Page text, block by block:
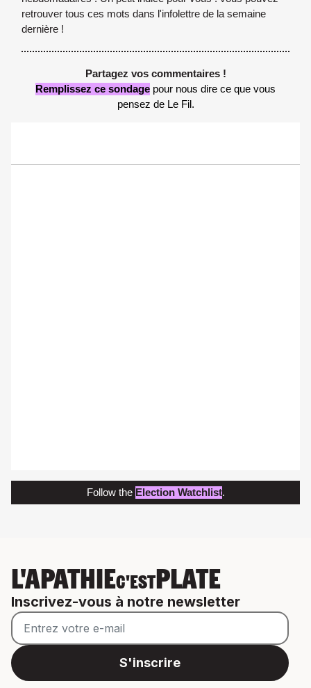
retrouver tous ces mots dans l'infolettre de la semaine
dernière !
Partagez vos commentaires !
Remplissez ce sondage pour nous dire ce que vous
pensez de Le Fil.
Follow the Election Watchlist.
L'APATHIEC'ESTPLATE
Inscrivez-vous à notre newsletter